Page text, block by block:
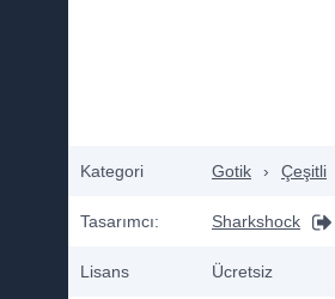
Kategori Gotik › Çeşitli
Tasarımcı: Sharkshock
Lisans Ücretsiz